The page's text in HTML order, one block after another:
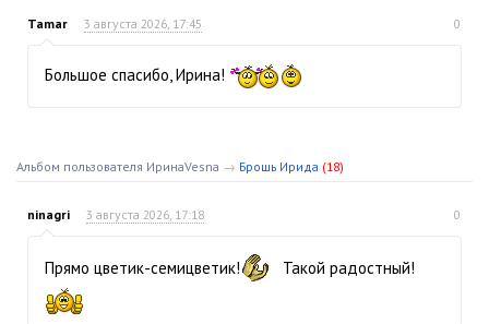
Tamar 3 августа 2026, 17:45 0
Большое спасибо, Ирина!
Альбом пользователя ИринаVesna → Брошь Ирида (18)
ninagri 3 августа 2026, 17:18 0
Прямо цветик-семицветик! Такой радостный!